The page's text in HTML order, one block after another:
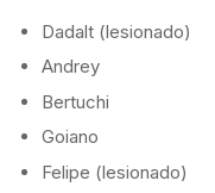
Dadalt (lesionado)
Andrey
Bertuchi
Goiano
Felipe (lesionado)